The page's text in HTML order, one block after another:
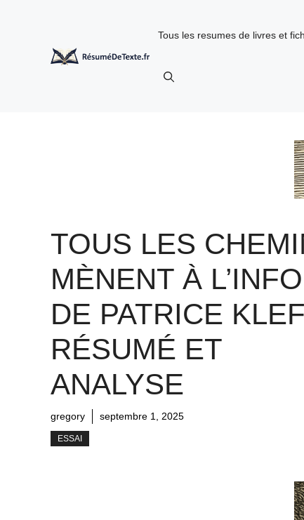
Tous les resumes de livres et
TOUS LES
MÈNENT À L’INFO
DE PATRICE
RÉSUMÉ ET
ANALYSE
gregory septembre 1, 2025
ESSAI